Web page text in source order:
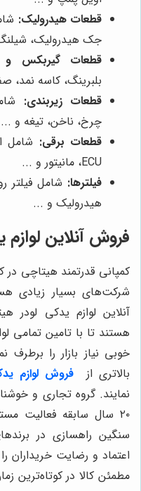
قطعات هیدرولیک:
جک هیدرولیک،
قطعات گیربکس و
بلبرینگ، کاسه نمد،
قطعات زیربندی:
چرخ، ناخن، تیغه و ...
قطعات برقی: شامل
ECU، مانیتور و ...
فیلترها: شامل فیلتر
هیدرولیک و ...
فروش آنلاین
کمپانی قدرتمند هیتاچی در
شرکت‌های بسیار زیادی
آنلاین لوازم یدکی لودر
هستند تا با تامین تمامی
خوبی نیاز بازار را برطرف
بالاتری از
فروش لوازم
نمایند. گروه تجاری و
۲۰ سال سابقه فعالیت
سنگین راهسازی در
اعتماد و رضایت خریداران
مطمئن کالا در کوتاه‌ترین